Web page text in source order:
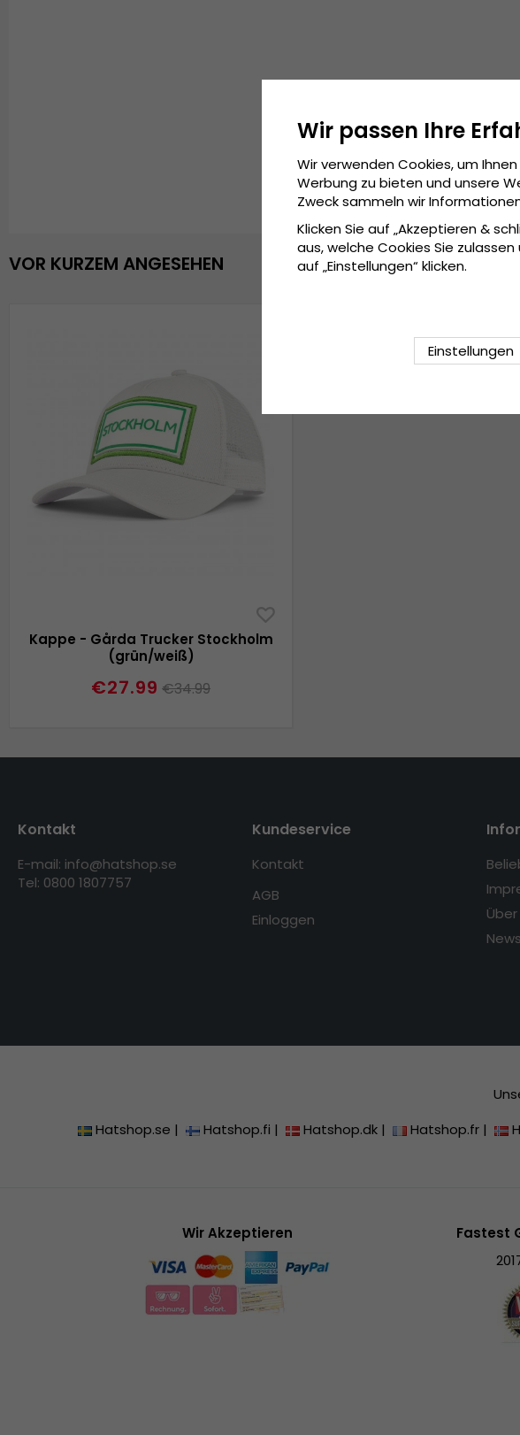
VOR KURZEM ANGESEHEN
Kappe - Gårda Trucker Stockholm
(grün/weiß)
€27.99 €34.99
Kontakt
E-mail: info@hatshop.se
Tel: 0800 1807757
Kundeservice
Kontakt
AGB
Einloggen
Hatshop.se | Hatshop.fi | Hatshop.dk | Hatshop.fr |
Wir Akzeptieren
Fastest
Wir passen Ihre
Wir verwenden Cookies, um
Werbung zu bieten und unsere
Zweck sammeln wir
Klicken Sie auf „Akzeptieren &
aus, welche Cookies Sie
auf „Einstellungen“ klicken.
Einstellungen